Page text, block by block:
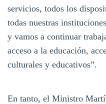
servicios, todos los
todas nuestras
y vamos a continuar
acceso a la educación,
culturales y educativos”.
En tanto, el Ministro